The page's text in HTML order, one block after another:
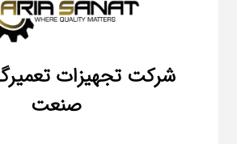
شرکت تجهیزات
صنعت